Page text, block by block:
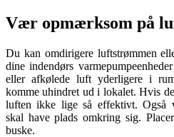
Vær opmærksom på
Du kan omdirigere luftstrømmen
dine indendørs
eller afkølede luft yderligere i
komme uhindret ud i lokalet. Hvis
luften ikke lige så effektivt. Også
skal have plads omkring sig.
buske.